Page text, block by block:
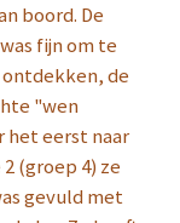
boord. De
fijn om te
de
"wen
het eerst naar
(groep 4) ze
gevuld met